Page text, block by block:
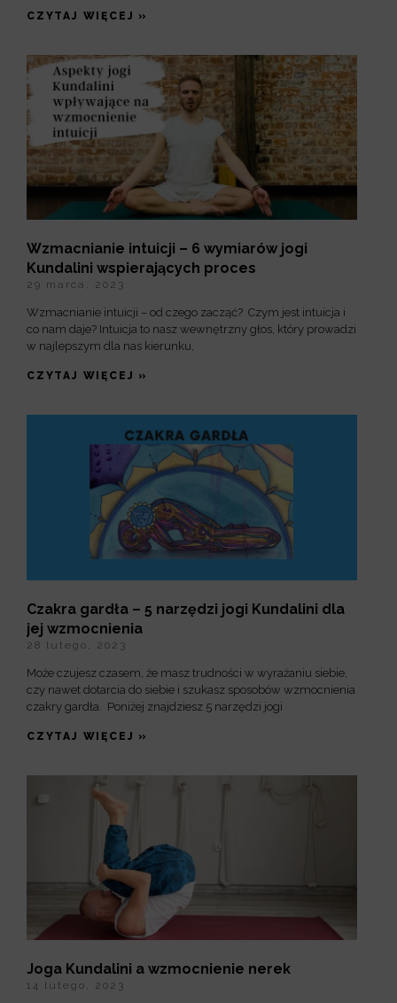
CZYTAJ WIĘCEJ »
Wzmacnianie intuicji – 6 wymiarów jogi
Kundalini wspierających proces
29 marca, 2023
Wzmacnianie intuicji – od czego zacząć? Czym jest intuicja i
co nam daje? Intuicja to nasz wewnętrzny głos, który prowadzi
w najlepszym dla nas kierunku,
CZYTAJ WIĘCEJ »
Czakra gardła – 5 narzędzi jogi Kundalini dla
jej wzmocnienia
28 lutego, 2023
Może czujesz czasem, że masz trudności w wyrażaniu siebie,
czy nawet dotarcia do siebie i szukasz sposobów wzmocnienia
czakry gardła. Poniżej znajdziesz 5 narzędzi jogi
CZYTAJ WIĘCEJ »
Joga Kundalini a wzmocnienie nerek
14 lutego, 2023